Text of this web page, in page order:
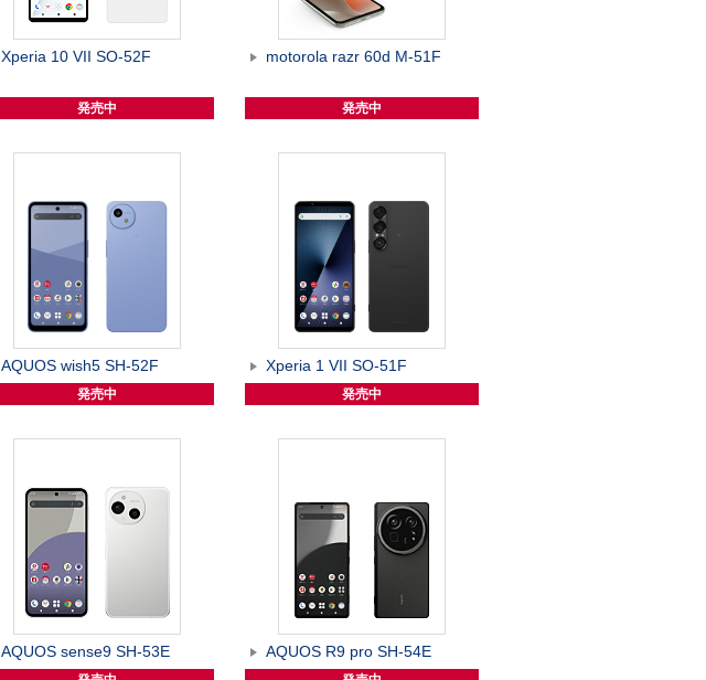
Xperia 10 VII SO-52F
発売中
motorola razr 60d M-51F
発売中
AQUOS wish5 SH-52F
発売中
Xperia 1 VII SO-51F
発売中
AQUOS sense9 SH-53E AQUOS R9 pro SH-54E